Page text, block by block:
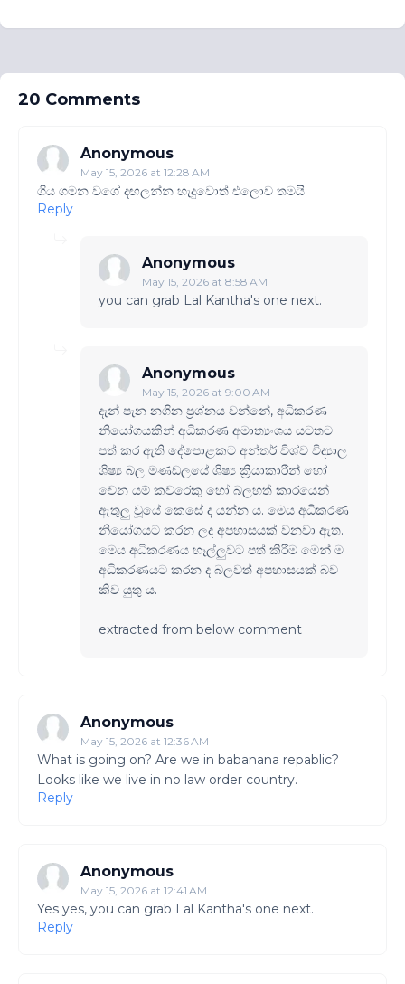
20 Comments
Anonymous
May 15, 2026 at 12:28 AM
ගිය ගමන වගේ දඟලන්න හැදුවොත් එලොව තමයි
Reply
Anonymous
May 15, 2026 at 8:58 AM
you can grab Lal Kantha's one next.
Anonymous
May 15, 2026 at 9:00 AM
දැන් පැන නගින ප්‍රශ්නය වන්නේ, අධිකරණ
නියෝගයකින් අධිකරණ අමාත්‍යංශය යටතට
පත් කර ඇති දේපොළකට අන්තර් විශ්ව විද්‍යාල
ශිෂ්‍ය බල මණඩලයේ ශිෂ්‍ය ක්‍රියාකාරීන් හෝ
වෙන යම් කවරෙකු හෝ බලහත් කාරයෙන්
ඇතුලු වූයේ කෙසේ ද යන්න ය. මෙය අධිකරණ
නියෝගයට කරන ලද අපහාසයක් වනවා ඇත.
මෙය අධිකරණය හෑල්ලුවට පත් කිරීම මෙන් ම
අධිකරණයට කරන ද බලවත් අපහාසයක් බව
කිව යුතු ය.
extracted from below comment
Anonymous
May 15, 2026 at 12:36 AM
What is going on? Are we in babanana repablic?
Looks like we live in no law order country.
Reply
Anonymous
May 15, 2026 at 12:41 AM
Yes yes, you can grab Lal Kantha's one next.
Reply